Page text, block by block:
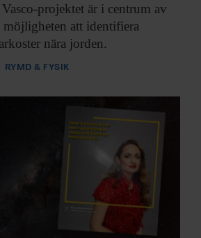
projektet är i centrum av
möjligheten att identifiera
nära jorden.
RYMD & FYSIK